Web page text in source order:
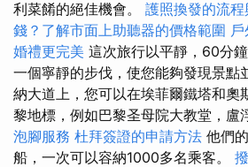
利菜餚的絕佳機會。 護照換發的流
錢？了解市面上助聽器的價格範圍
婚禮更完美 這次旅行以平靜，60分
一個寧靜的步伐，使您能夠發現景點
納大道上，您可以在埃菲爾鐵塔和奧
黎地標，例如巴黎圣母院大教堂，盧
泡腳服務 杜拜簽證的申請方法 他們
船，一次可以容納1000多名乘客。